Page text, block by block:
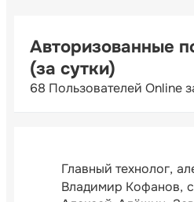
Авторизованные
(за сутки)
68 Пользователей Online
Главный технолог
Владимир Кофанов